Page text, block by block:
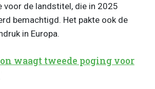
voor de landstitel, die in 2025
bemachtigd. Het pakte ook de
in Europa.
waagt tweede poging voor